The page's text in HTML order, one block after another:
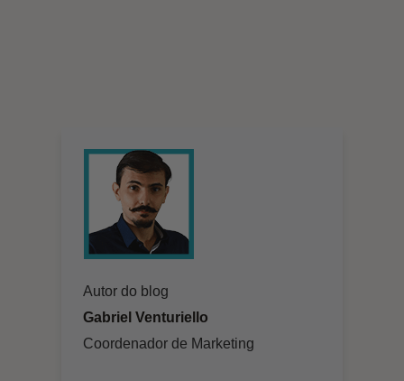
Autor do blog
Gabriel Venturiello
Coordenador de Marketing